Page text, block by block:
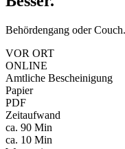
Behördengang oder
VOR ORT
ONLINE
Amtliche Bescheinigung
Papier
PDF
Zeitaufwand
ca. 90 Min
ca. 10 Min